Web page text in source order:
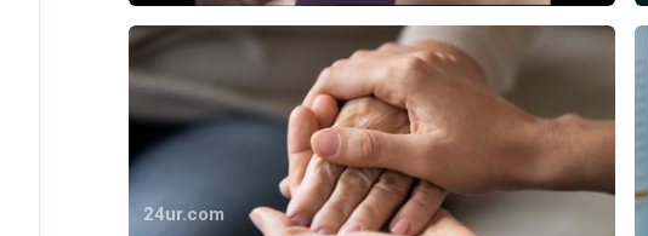
24ur.com